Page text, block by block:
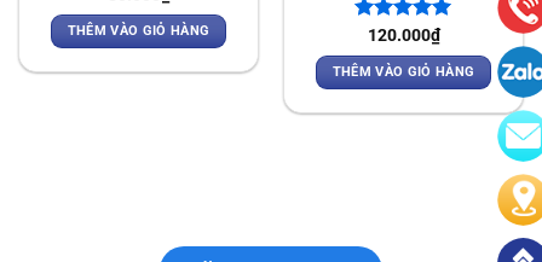
THÊM VÀO GIỎ HÀNG
Dinh Dưỡng Cao
Được xếp
hạng5.00
5 sao
120.000₫
THÊM VÀO GIỎ HÀNG